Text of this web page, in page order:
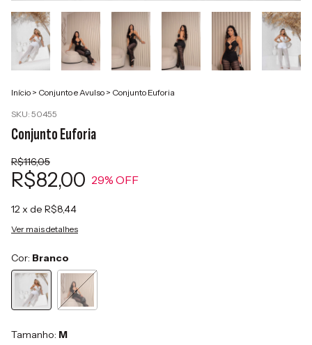
Início > Conjunto e Avulso > Conjunto Euforia
SKU: 50455
Conjunto Euforia
R$116,05
R$82,00 29% OFF
12x de R$8,44
Ver mais detalhes
Cor: Branco
Tamanho: M